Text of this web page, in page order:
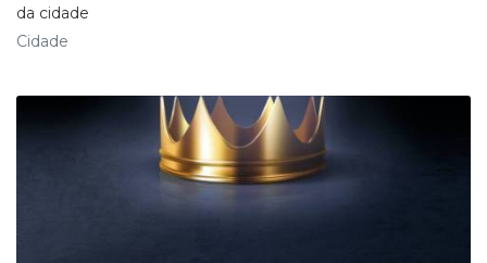
da cidade
Cidade